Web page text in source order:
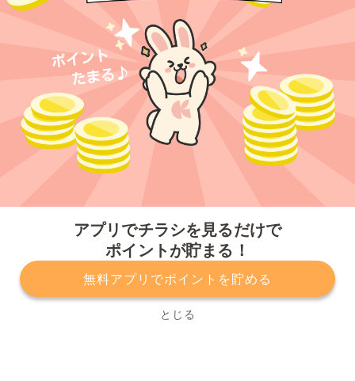
アプリでチラシを見るだけで
ポイントが貯まる！
無料アプリでポイントを貯める
とじる
プライバシーポリシー 利用規約
運営会社
サービスに関してのお問い合わせ